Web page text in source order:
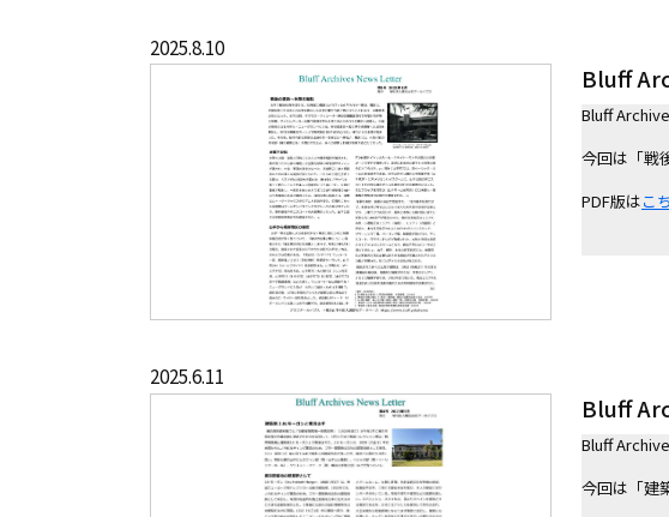
2025.8.10
Bluff
Bluff
今回は「戦
PDF版はこ
2025.6.11
Bluff
Bluff
今回は「建